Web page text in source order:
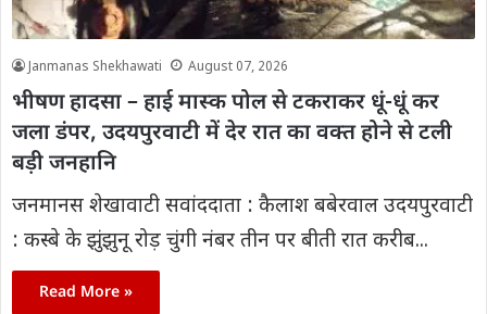
Janmanas Shekhawati August 07, 2026
भीषण हादसा – हाई मास्क पोल से टकराकर धूं-धूं कर
जला डंपर, उदयपुरवाटी में देर रात का वक्त होने से टली
बड़ी जनहानि
जनमानस शेखावाटी सवांददाता : कैलाश बबेरवाल उदयपुरवाटी
: कस्बे के झुंझुनू रोड़ चुंगी नंबर तीन पर बीती रात करीब...
Read More »